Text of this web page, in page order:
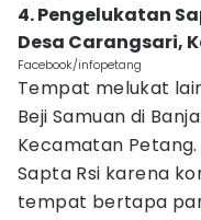
4. Pengelukatan
Desa Carangsari,
Facebook/infopetang
Tempat melukat
Beji Samuan di
Kecamatan
Sapta Rsi karena
tempat bertapa